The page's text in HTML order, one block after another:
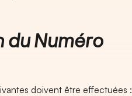
du Numéro
doivent être effectuées :​